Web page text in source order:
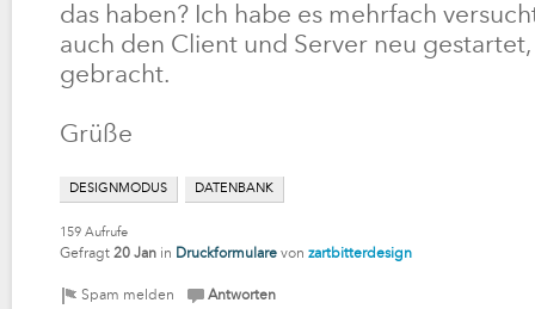
das haben? Ich habe es mehrfach
auch den Client und Server neu
gebracht.
Grüße
DESIGNMODUS DATENBANK
159 Aufrufe
Gefragt 20 Jan in Druckformulare von zartbitterdesign